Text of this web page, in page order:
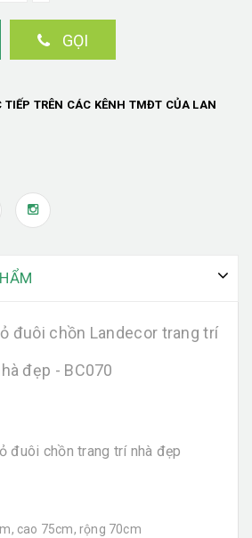
màu sắc tươi mới đến cho gia chủ
cây giả trang trí số 1 Việt Nam
#cayhoalua,
#caycolausay
GỌI
TRÊN CÁC KÊNH TMĐT CỦA LAN
đuôi chồn Landecor trang trí
đẹp - BC070
đuôi chồn trang trí nhà đẹp
cao 75cm, rộng 70cm